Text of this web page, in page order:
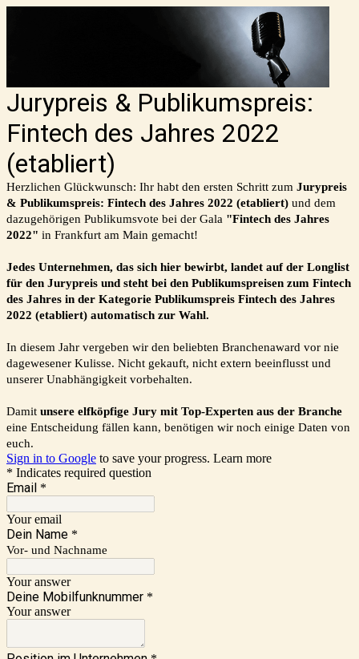
Jurypreis & Publikumspreis:
Fintech des Jahres 2022
(etabliert)
Herzlichen Glückwunsch: Ihr habt den ersten Schritt zum Jurypreis
& Publikumspreis: Fintech des Jahres 2022 (etabliert) und dem
dazugehörigen Publikumsvote bei der Gala "Fintech des Jahres
2022" in Frankfurt am Main gemacht!
Jedes Unternehmen, das sich hier bewirbt, landet auf der Longlist
für den Jurypreis und steht bei den Publikumspreisen zum Fintech
des Jahres in der Kategorie Publikumspreis Fintech des Jahres
2022 (etabliert) automatisch zur Wahl.
In diesem Jahr vergeben wir den beliebten Branchenaward vor nie
dagewesener Kulisse. Nicht gekauft, nicht extern beeinflusst und
unserer Unabhängigkeit vorbehalten.
Damit unsere elfköpfige Jury mit Top-Experten aus der Branche
eine Entscheidung fällen kann, benötigen wir noch einige Daten von
euch.
Sign in to Google to save your progress. Learn more
* Indicates required question
Email *
Your email
Dein Name *
Vor- und Nachname
Your answer
Deine Mobilfunknummer *
Your answer